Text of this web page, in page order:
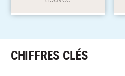
CHIFFRES CLÉS